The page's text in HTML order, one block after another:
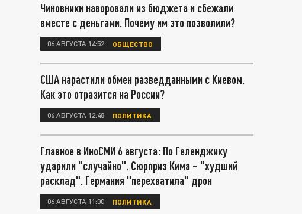
Чиновники наворовали из бюджета и сбежали
вместе с деньгами. Почему им это позволили?
06 АВГУСТА 14:52 ОБЩЕСТВО
США нарастили обмен разведданными с Киевом.
Как это отразится на России?
06 АВГУСТА 12:48 ПОЛИТИКА
Главное в ИноСМИ 6 августа: По Геленджику
ударили "случайно". Сюрприз Кима – "худший
расклад". Германия "перехватила" дрон
06 АВГУСТА 11:00 ПОЛИТИКА